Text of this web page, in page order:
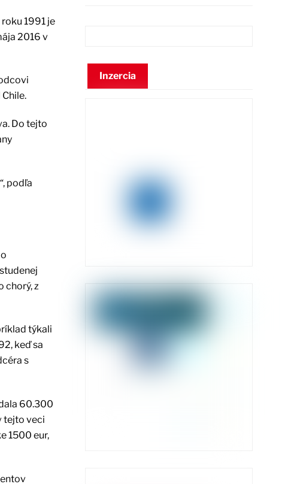
1991 je
2016 v
Do tejto
, podľa
chorý, z
týkali
keď sa
s
60.300
tejto veci
1500 eur,
Inzercia